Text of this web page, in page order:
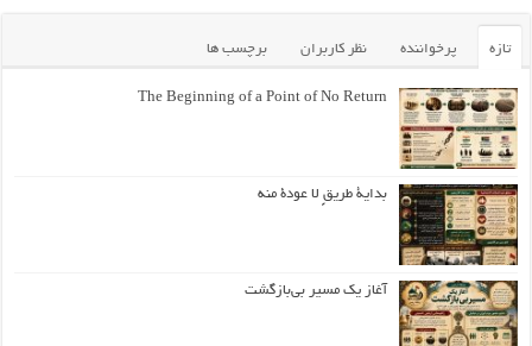
تازه پرخواننده نظر کاربران برچسب ها
The Beginning of a Point of No Return
بداية طريقٍ لا عودة منه
آغاز یک مسیر بی‌بازگشت